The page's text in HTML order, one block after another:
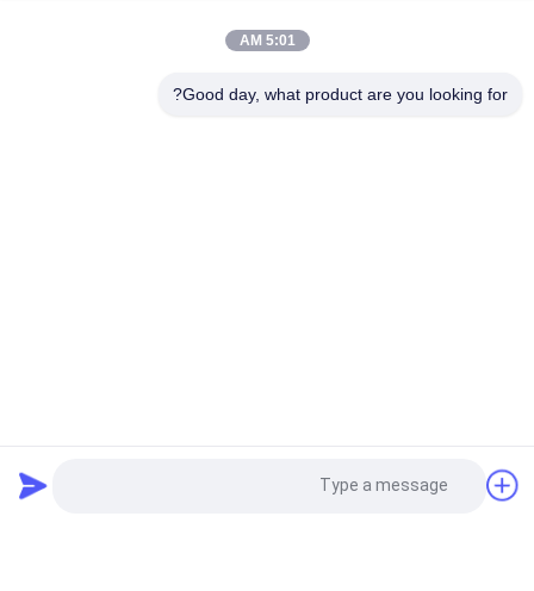
0.40ct 0.50ct 1.0ct VVS VS SI HPHT الماس الفضفاض
الماس الملون
5:01 AM
Good day, what product are you looking for?